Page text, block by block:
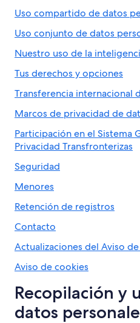
Uso compartido de datos
Uso conjunto de datos
Nuestro uso de la
Tus derechos y opciones
Transferencia internacional
Marcos de privacidad de
Participación en el Sistema
Privacidad Transfronterizas
Seguridad
Menores
Retención de registros
Contacto
Actualizaciones del Aviso
Aviso de cookies
Recopilación y
datos